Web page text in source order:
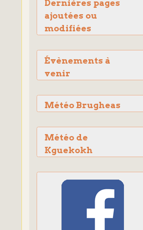
Dernières pages
ajoutées ou
modifiées
Évènements à
venir
Météo Brugheas
Météo de
Kguekokh